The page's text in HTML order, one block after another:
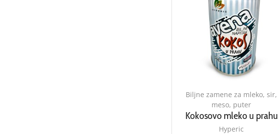
Biljne zamene za mleko, sir,
meso, puter
Kokosovo mleko u prahu
Hyperic